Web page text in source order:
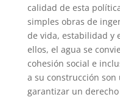
calidad de esta
simples obras de
de vida, estabilidad y
ellos, el agua se
cohesión social e
a su construcción
garantizar un